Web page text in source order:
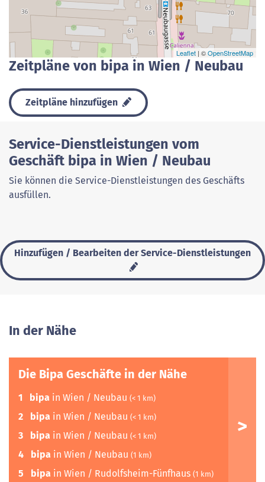
Leaflet | ©OpenStreetMap
Zeitpläne von bipa in Wien / Neubau
Zeitpläne hinzufügen
Service-Dienstleistungen vom
Geschäft bipa in Wien / Neubau
Sie können die Service-Dienstleistungen des Geschäfts
ausfüllen.
Hinzufügen / Bearbeiten der Service-Dienstleistungen
In der Nähe
Die Bipa Geschäfte in der Nähe
1 bipa in Wien / Neubau (< 1 km)
2 bipa in Wien / Neubau (< 1 km)
3 bipa in Wien / Neubau (< 1 km)
4 bipa in Wien / Neubau (1 km)
5 bipa in Wien / Rudolfsheim-Fünfhaus (1 km)